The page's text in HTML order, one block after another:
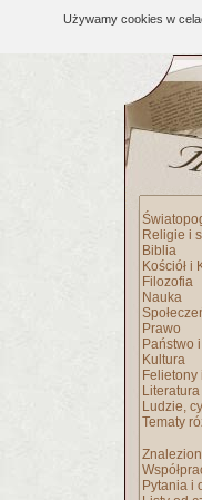
Używamy cookies w
Religie i
Biblia
Kościół i
Filozofia
Nauka
Prawo
Państwo
Kultura
Felietony
Literatura
Ludzie,
Tematy
Pytania i